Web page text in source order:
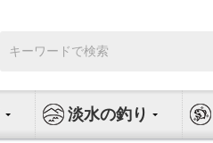
索:
淡水の釣り